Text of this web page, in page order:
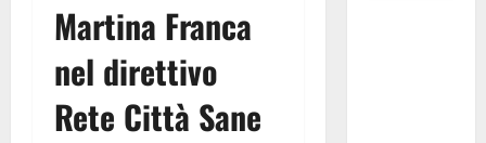
Martina Franca
nel direttivo
Rete Città Sane